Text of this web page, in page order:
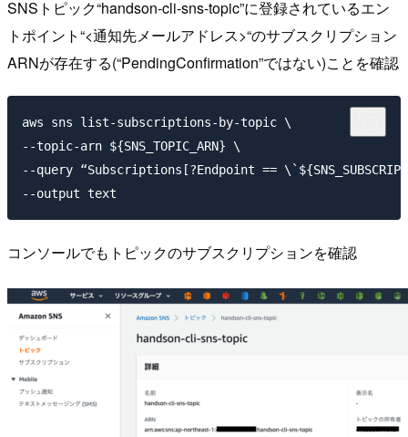
SNSトピック“handson-cli-sns-topic”に登録されているエン
トポイント“<通知先メールアドレス>“のサブスクリプション
ARNが存在する(“PendingConfirmation”ではない)ことを確認
aws sns list-subscriptions-by-topic \
--topic-arn ${SNS_TOPIC_ARN} \
--query “Subscriptions[?Endpoint ==
コンソールでもトピックのサブスクリプションを確認